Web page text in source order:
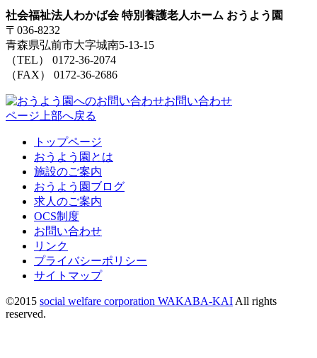
社会福祉法人わかば会 特別養護老人ホーム おうよう園
〒036-8232
青森県弘前市大字城南5-13-15
（TEL） 0172-36-2074
（FAX） 0172-36-2686
お問い合わせ
ページ上部へ戻る
トップページ
おうよう園とは
施設のご案内
おうよう園ブログ
求人のご案内
OCS制度
お問い合わせ
リンク
プライバシーポリシー
サイトマップ
©2015 social welfare corporation WAKABA-KAI All rights
reserved.